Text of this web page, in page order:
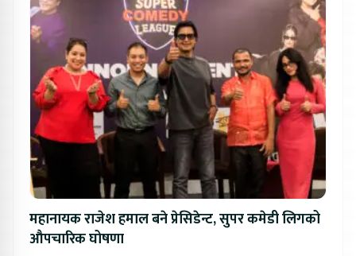
महानायक राजेश हमाल बने प्रेसिडेन्ट, सुपर कमेडी लिगको
औपचारिक घोषणा